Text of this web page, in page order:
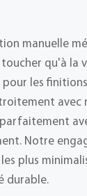
manuelle
qu'à la
les
avec
Notre
plus
durable.